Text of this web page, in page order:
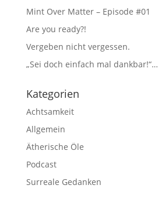
Mint Over Matter – Episode #01
Are you ready?!
Vergeben nicht vergessen.
„Sei doch einfach mal dankbar!“…
Kategorien
Achtsamkeit
Allgemein
Ätherische Öle
Podcast
Surreale Gedanken